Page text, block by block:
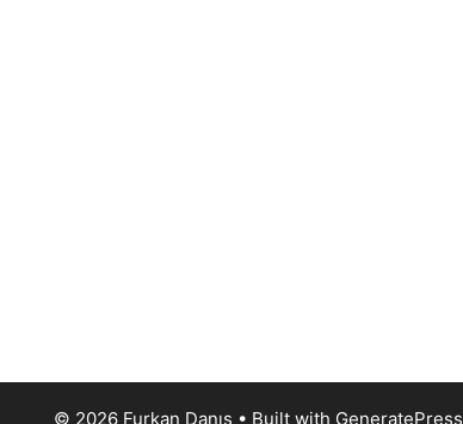
© 2026 Furkan Danış • Built with GeneratePress